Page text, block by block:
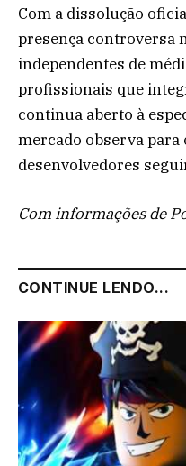
Com a dissolução
presença controversa
independentes de
profissionais que
continua aberto à
mercado observa para
desenvolvedores
Com informações de
CONTINUE LENDO...